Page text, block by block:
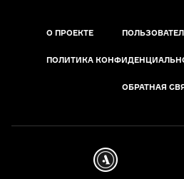
О ПРОЕКТЕ
ПОЛИТИКА
ОБРАТНАЯ